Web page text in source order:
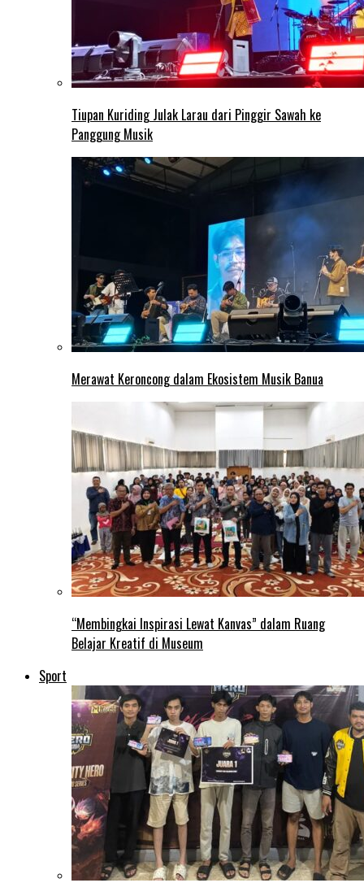
Tiupan Kuriding Julak Larau dari Pinggir Sawah ke
Panggung Musik
Merawat Keroncong dalam Ekosistem Musik Banua
“Membingkai Inspirasi Lewat Kanvas” dalam Ruang
Belajar Kreatif di Museum
Sport